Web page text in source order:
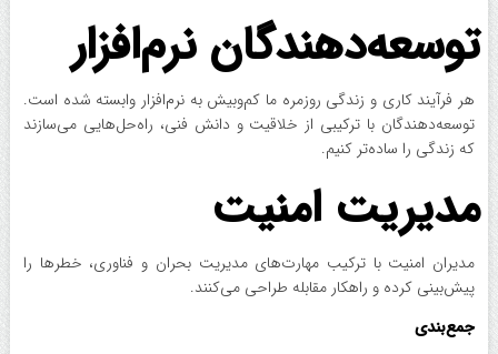
توسعه‌دهندگان نرم‌افزار
هر فرآیند کاری و زندگی روزمره ما کم‌وبیش به نرم‌افزار وابسته شده است.
توسعه‌دهندگان با ترکیبی از خلاقیت و دانش فنی، راه‌حل‌هایی می‌سازند
که زندگی را ساده‌تر کنیم.
مدیریت امنیت
مدیران امنیت با ترکیب مهارت‌های مدیریت بحران و فناوری، خطرها را
پیش‌بینی کرده و راهکار مقابله طراحی می‌کنند.
جمع‌بندی